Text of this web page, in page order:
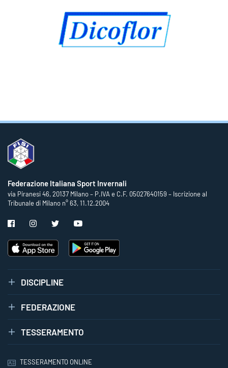
Federazione Italiana Sport Invernali
via Piranesi 46, 20137 Milano – P.IVA e C.F. 05027640159 – Iscrizione al
Tribunale di Milano n° 63, 11.12.2004
DISCIPLINE
FEDERAZIONE
TESSERAMENTO
TESSERAMENTO ONLINE